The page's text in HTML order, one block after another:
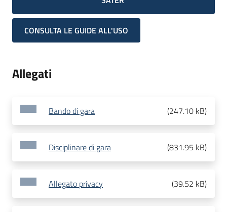
CONSULTA LE GUIDE ALL'USO
Allegati
Bando di gara (247.10 kB)
Disciplinare di gara (831.95 kB)
Allegato privacy (39.52 kB)